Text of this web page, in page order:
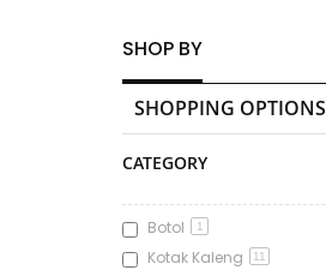
SHOP BY
SHOPPING OPTIONS
CATEGORY
Botol 1
Kotak Kaleng 11